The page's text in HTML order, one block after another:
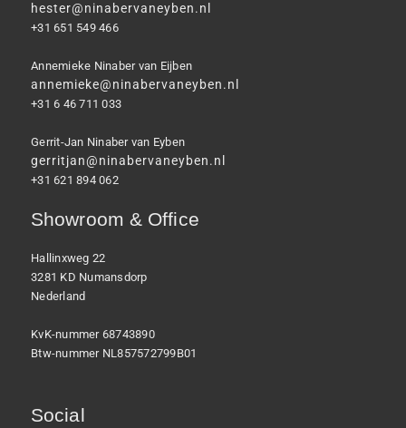
hester@ninabervaneyben.nl
+31 651 549 466
Annemieke Ninaber van Eijben
annemieke@ninabervaneyben.nl
+31 6 46 711 033
Gerrit-Jan Ninaber van Eyben
gerritjan@ninabervaneyben.nl
+31 621 894 062
Showroom & Office
Hallinxweg 22
3281 KD Numansdorp
Nederland
KvK-nummer 68743890
Btw-nummer NL857572799B01
Social